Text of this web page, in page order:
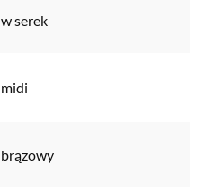
w serek
midi
brązowy